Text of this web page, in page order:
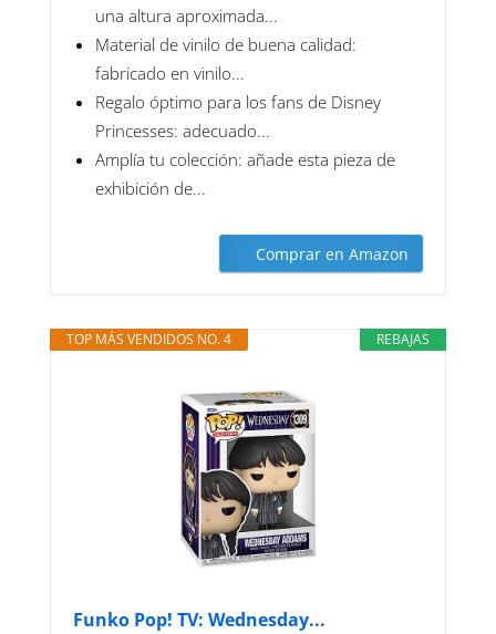
una altura aproximada...
Material de vinilo de buena calidad:
fabricado en vinilo...
Regalo óptimo para los fans de Disney
Princesses: adecuado...
Amplía tu colección: añade esta pieza de
exhibición de...
Comprar en Amazon
REBAJAS
TOP MÁS VENDIDOS NO. 4
Funko Pop! TV: Wednesday...